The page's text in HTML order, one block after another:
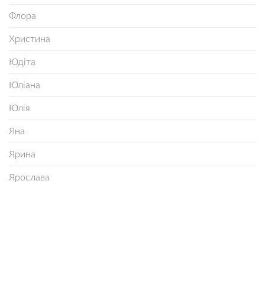
Флора
Христина
Юдіта
Юліана
Юлія
Яна
Ярина
Ярослава